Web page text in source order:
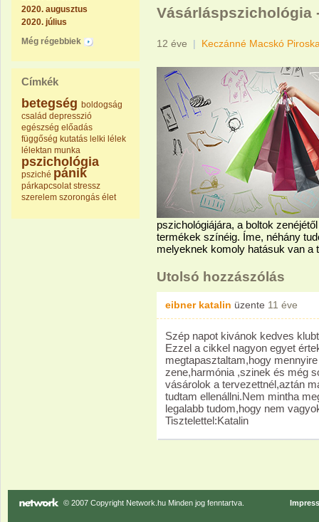
2020. augusztus
2020. július
Még régebbiek
Címkék
betegség boldogság
család depresszió
egészség előadás
függőség kutatás lelki lélek
lélektan munka
pszichológia
psziché pánik
párkapcsolat stressz
szerelem szorongás élet
Vásárláspszichológia
12 éve | Keczánné Macskó
pszichológiájára, a boltok
termékek színéig. Íme, néhány
melyeknek komoly hatásuk van a
Utolsó hozzászólás
eibner katalin üzente 11 éve
Szép napot kivánok kedves
Ezzel a cikkel nagyon egyet
megtapasztaltam,hogy
zene,harmónia ,szinek és még
vásárolok a tervezettnél,aztán
tudtam ellenállni.Nem mintha
legalabb tudom,hogy nem
Tisztelettel:Katalin
© 2007 Copyright Network.hu Minden jog fenntartva.